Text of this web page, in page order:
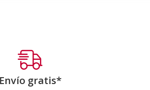
Envío gratis*